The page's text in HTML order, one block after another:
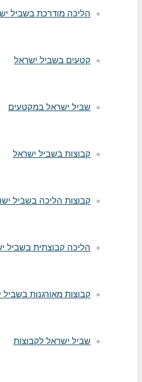
הליכה מודרכת בשביל
קטעים בשביל ישראל
שביל ישראל במקטעים
קבוצות בשביל ישראל
קבוצות הליכה בשביל
הליכה קבוצתית בשביל
קבוצות מאורגנות
שביל ישראל לקבוצות